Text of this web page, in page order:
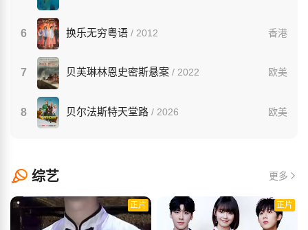
6 香港
换乐无穷粤语 / 2012
7 欧美
贝芙琳林恩史密斯悬案 / 2022
8 欧美
贝尔法斯特天堂路 / 2026
综艺 更多
正片 正片